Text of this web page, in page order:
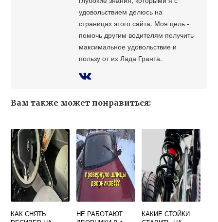
удовольствием делюсь на
страницах этого сайта. Моя цель -
помочь другим водителям получить
максимальное удовольствие и
пользу от их Лада Гранта.
Вам также может понравиться:
КАК СНЯТЬ
НЕ РАБОТАЮТ
КАКИЕ СТОЙКИ